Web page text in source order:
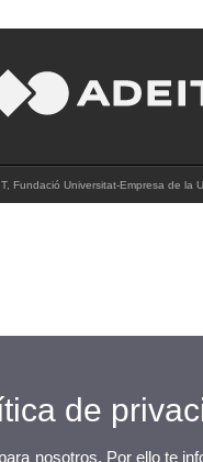
Fundació Universitat-Empresa de la
de
nosotros. Por ello te